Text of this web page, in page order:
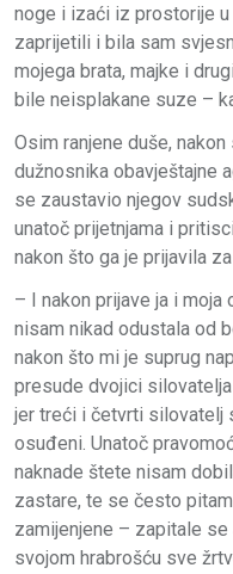
noge i izaći iz prostorije
zaprijetili i bila sam
mojega brata, majke i
bile neisplakane suze –
Osim ranjene duše,
dužnosnika obavještajne
se zaustavio njegov
unatoč prijetnjama i
nakon što ga je prijavila
– I nakon prijave ja i
nisam nikad odustala od
nakon što mi je suprug
presude dvojici
jer treći i četvrti silovatelj
osuđeni. Unatoč
naknade štete nisam
zastare, te se često
zamijenjene – zapitale se
svojom hrabrošću sve